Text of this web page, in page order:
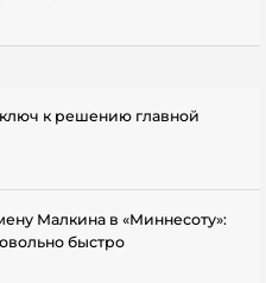
к решению главной
Малкина в «Миннесоту»:
быстро